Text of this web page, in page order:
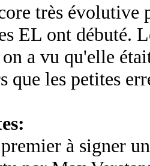
très évolutive
EL ont débuté.
a vu qu'elle
que les petites
à signer